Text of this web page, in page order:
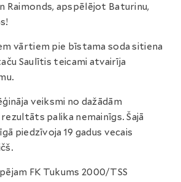
Raimonds, apspēlējot Baturinu,
vārtiem pie bīstama soda sitiena
Saulītis teicami atvairīja
veiksmi no dažādām
palika nemainīgs. Šajā
piedzīvoja 19 gadus vecais
FK Tukums 2000/TSS